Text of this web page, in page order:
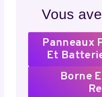
Vous
Panneaux
Et
Borne